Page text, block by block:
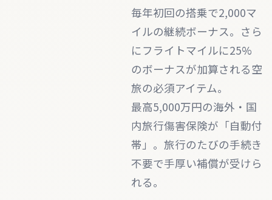
毎年初回の搭乗で2,000マ
イルの継続ボーナス。さら
にフライトマイルに25%
のボーナスが加算される空
旅の必須アイテム。
最高5,000万円の海外・国
内旅行傷害保険が「自動付
帯」。旅行のたびの手続き
不要で手厚い補償が受けら
れる。